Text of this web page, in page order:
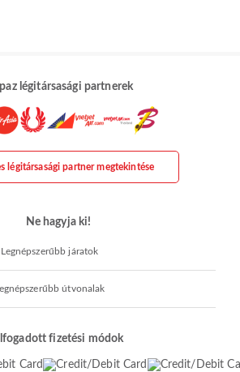
légitársasági partnerek
légitársasági partner megtekintése
Ne hagyja ki!
Legnépszerűbb járatok
útvonalak
fizetési módok